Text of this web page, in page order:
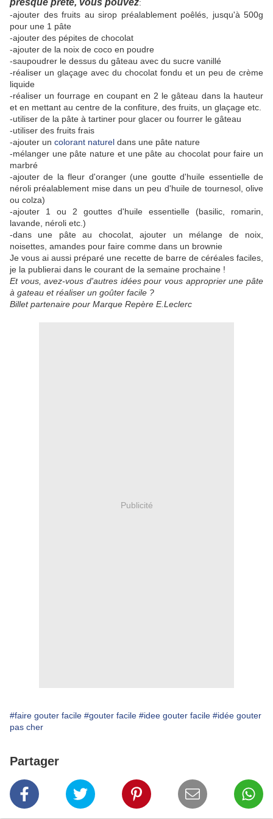
presque prête, vous pouvez:
-ajouter des fruits au sirop préalablement poêlés, jusqu'à 500g
pour une 1 pâte
-ajouter des pépites de chocolat
-ajouter de la noix de coco en poudre
-saupoudrer le dessus du gâteau avec du sucre vanillé
-réaliser un glaçage avec du chocolat fondu et un peu de crème
liquide
-réaliser un fourrage en coupant en 2 le gâteau dans la hauteur
et en mettant au centre de la confiture, des fruits, un glaçage etc.
-utiliser de la pâte à tartiner pour glacer ou fourrer le gâteau
-utiliser des fruits frais
-ajouter un colorant naturel dans une pâte nature
-mélanger une pâte nature et une pâte au chocolat pour faire un
marbré
-ajouter de la fleur d'oranger (une goutte d'huile essentielle de
néroli préalablement mise dans un peu d'huile de tournesol, olive
ou colza)
-ajouter 1 ou 2 gouttes d'huile essentielle (basilic, romarin,
lavande, néroli etc.)
-dans une pâte au chocolat, ajouter un mélange de noix,
noisettes, amandes pour faire comme dans un brownie
Je vous ai aussi préparé une recette de barre de céréales faciles,
je la publierai dans le courant de la semaine prochaine !
Et vous, avez-vous d'autres idées pour vous approprier une pâte
à gateau et réaliser un goûter facile ?
Billet partenaire pour Marque Repère E.Leclerc
Publicité
#faire gouter facile #gouter facile #idee gouter facile #idée gouter
pas cher
Partager